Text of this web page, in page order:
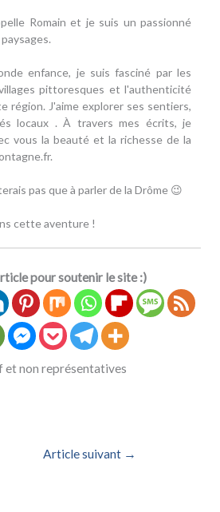
Romain et je suis un passionné
enfance, je suis fasciné par les
pittoresques et l'authenticité
région. J'aime explorer ses sentiers,
locaux . À travers mes écrits, je
vous la beauté et la richesse de la
pas que à parler de la Drôme 😉
cette aventure !
pour soutenir le site :)
non représentatives
Article suivant →